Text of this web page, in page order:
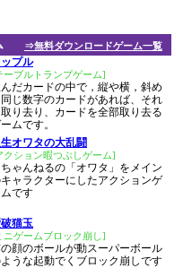
⇒無料ダウンロードゲーム一覧
プル
ーブルトランプゲーム]
だカードの中で，縦や横，斜め
じ数字のカードがあれば、それ
り去り、カードを全部取り去る
ムです。
オワタの大乱闘
クション暇つぶしゲーム]
ちゃんねるの「オワタ」をメイン
ャラクターにしたアクションゲ
です
猫玉
ニゲームブロック崩し]
顔のボールが動スーパーボール
うな起動でくブロック崩しです